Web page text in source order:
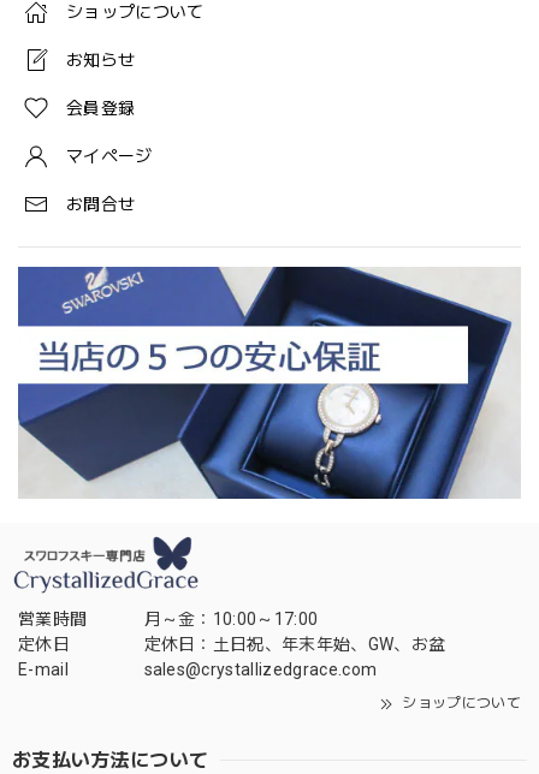
ショップについて
お知らせ
会員登録
マイページ
お問合せ
営業時間
月～金：10:00～17:00
定休日
定休日：土日祝、年末年始、GW、お盆
E-mail
sales@crystallizedgrace.com
ショップについて
お支払い方法について